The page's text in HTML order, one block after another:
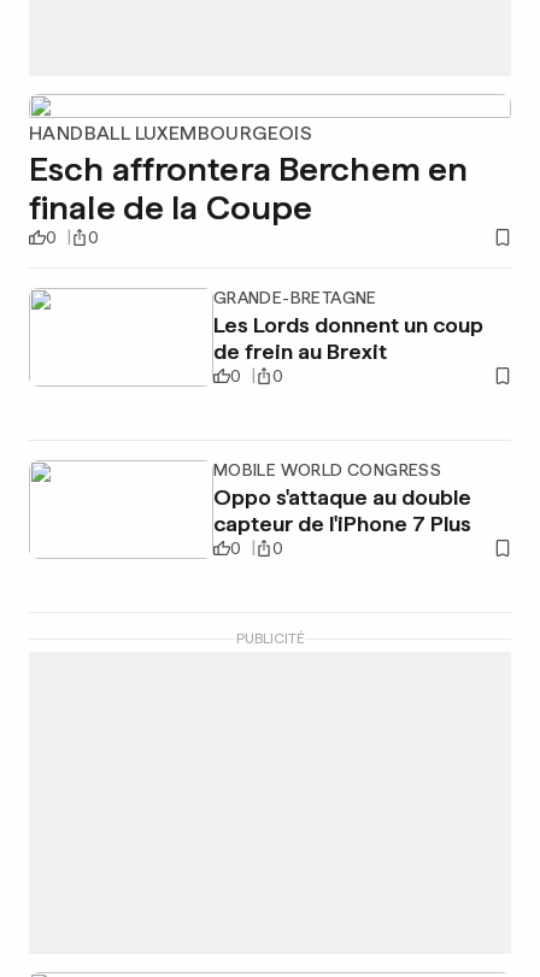
HANDBALL LUXEMBOURGEOIS
Esch affrontera Berchem en
finale de la Coupe
0 0
GRANDE-BRETAGNE
Les Lords donnent un coup
de frein au Brexit
0 0
MOBILE WORLD CONGRESS
Oppo s'attaque au double
capteur de l'iPhone 7 Plus
0 0
PUBLICITÉ